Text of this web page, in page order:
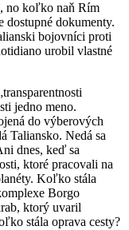
no koľko naň Rím
dostupné dokumenty.
bojovníci proti
urobil vlastné
jedno meno.
do výberových
Taliansko. Nedá sa
dnes, keď sa
ktoré pracovali na
Koľko stála
Borgo
ktorý uvaril
stála oprava cesty?